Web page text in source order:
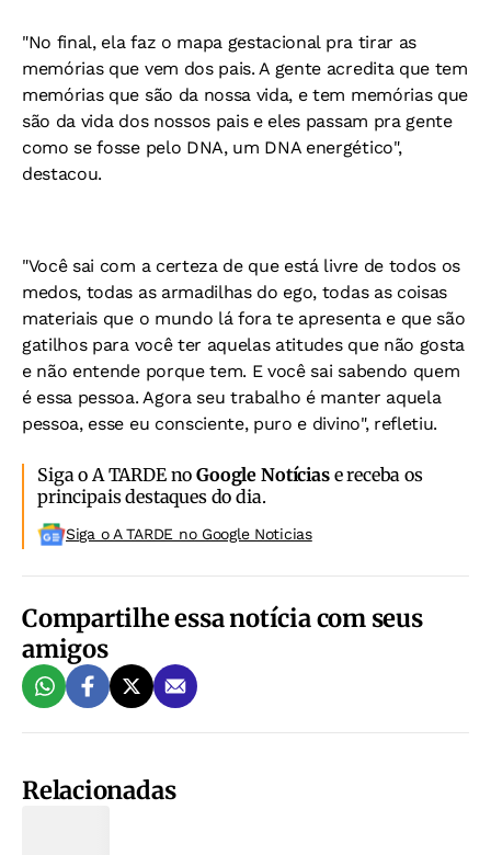
"No final, ela faz o mapa gestacional pra tirar as
memórias que vem dos pais. A gente acredita que tem
memórias que são da nossa vida, e tem memórias que
são da vida dos nossos pais e eles passam pra gente
como se fosse pelo DNA, um DNA energético",
destacou.
"Você sai com a certeza de que está livre de todos os
medos, todas as armadilhas do ego, todas as coisas
materiais que o mundo lá fora te apresenta e que são
gatilhos para você ter aquelas atitudes que não gosta
e não entende porque tem. E você sai sabendo quem
é essa pessoa. Agora seu trabalho é manter aquela
pessoa, esse eu consciente, puro e divino", refletiu.
Siga o A TARDE noGoogle Notíciase receba os
principais destaques do dia.
Siga o A TARDE no Google Noticias
Compartilhe essa notícia com seus
amigos
Relacionadas